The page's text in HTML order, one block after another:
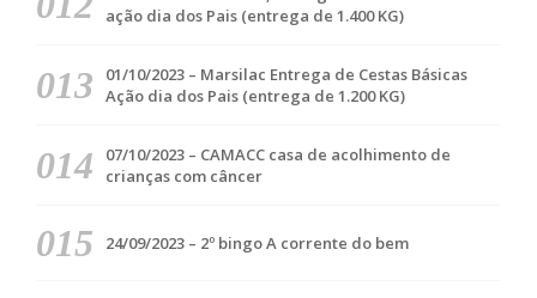
ação dia dos Pais (entrega de 1.400 KG)
01/10/2023 – Marsilac Entrega de Cestas Básicas
Ação dia dos Pais (entrega de 1.200 KG)
07/10/2023 – CAMACC casa de acolhimento de
crianças com câncer
24/09/2023 – 2º bingo A corrente do bem